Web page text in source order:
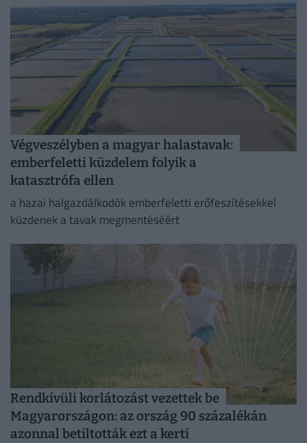
Végveszélyben a magyar halastavak:
emberfeletti küzdelem folyik a
katasztrófa ellen
a hazai halgazdálkodók emberfeletti erőfeszítésekkel
küzdenek a tavak megmentéséért
Rendkívüli korlátozást vezettek be
Magyarországon: az ország 90 százalékán
azonnal betiltották ezt a kerti